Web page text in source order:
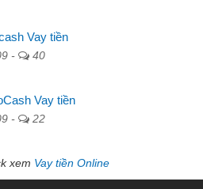
Vay tiền
- 40
Vay tiền
- 22
xem Vay tiền Online